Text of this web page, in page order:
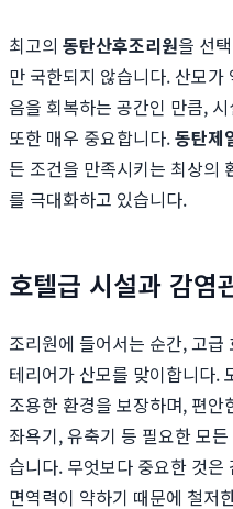
최고의 동탄산후조리원을 선
만 국한되지 않습니다. 산모
음을 회복하는 공간인 만큼,
또한 매우 중요합니다.동탄제
든 조건을 만족시키는 최상의
를 극대화하고 있습니다.
호텔급 시설과 감염
조리원에 들어서는 순간, 고
테리어가 산모를 맞이합니다.
조용한 환경을 보장하며, 편
좌욕기, 유축기 등 필요한 모
습니다. 무엇보다 중요한 것
면역력이 약하기 때문에 철저